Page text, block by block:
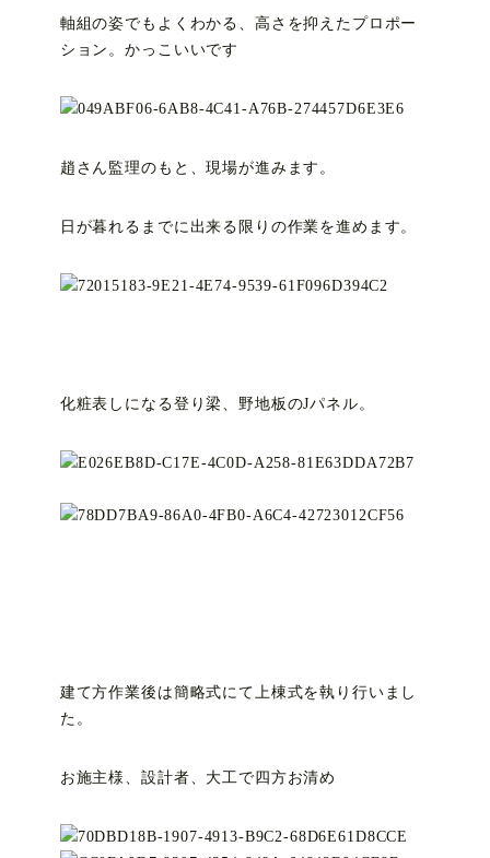
軸組の姿でもよくわかる、高さを抑えたプロポー
ション。かっこいいです
趙さん監理のもと、現場が進みます。
日が暮れるまでに出来る限りの作業を進めます。
化粧表しになる登り梁、野地板のJパネル。
建て方作業後は簡略式にて上棟式を執り行いまし
た。
お施主様、設計者、大工で四方お清め